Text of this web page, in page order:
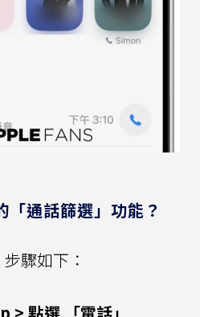
通話篩選」功能？
驟如下：